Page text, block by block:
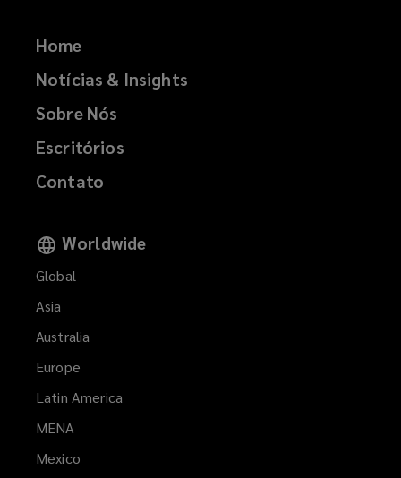
Home
Notícias & Insights
Sobre Nós
Escritórios
Contato
Worldwide
Global
Asia
Australia
Europe
Latin America
MENA
Mexico